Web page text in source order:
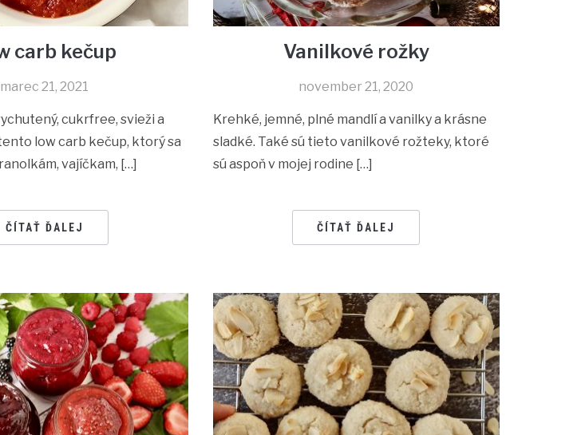
carb kečup
marec 21, 2021
cukrfree, svieži a
low carb kečup, ktorý sa
vajíčkam, […]
ČÍTAŤ ĎALEJ
Vanilkové rožky
november 21, 2020
Krehké, jemné, plné mandlí a vanilky a krásne
sladké. Také sú tieto vanilkové rožteky, ktoré
sú aspoň v mojej rodine […]
ČÍTAŤ ĎALEJ